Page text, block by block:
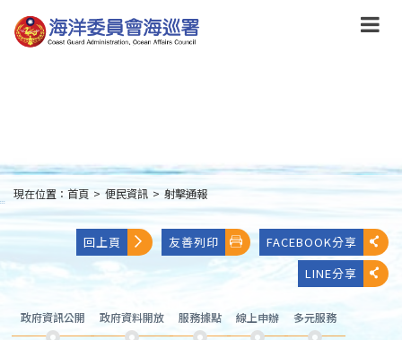
到
主
:::
現在位置： 首頁 > 便民資訊 > 射擊通報
回上頁 友善列印
FACEBOOK分享
LINE分享
政府資訊公開 政府資料開放 服務據點 線上申辦 多元服務